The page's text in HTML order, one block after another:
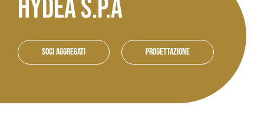
Assorestauro
Soci
HYDEA S.P.A
Soci aggregati Progettazione